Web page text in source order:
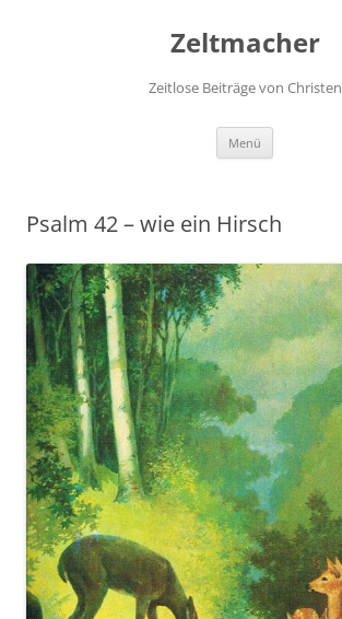
Zeltmacher
Zeitlose Beiträge von Christen
Menü
Psalm 42 – wie ein Hirsch